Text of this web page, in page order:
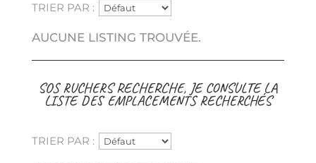
TRIER PAR :
AUCUNE LISTING TROUVÉE.
SOS RUCHERS RECHERCHE, JE CONSULTE LA
LISTE DES EMPLACEMENTS RECHERCHÉS
TRIER PAR :